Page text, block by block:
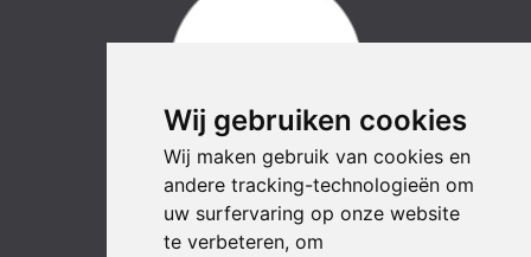
Wij gebruiken cookies
Wij maken gebruik van cookies en
andere tracking-technologieën om
uw surfervaring op onze website
te verbeteren, om